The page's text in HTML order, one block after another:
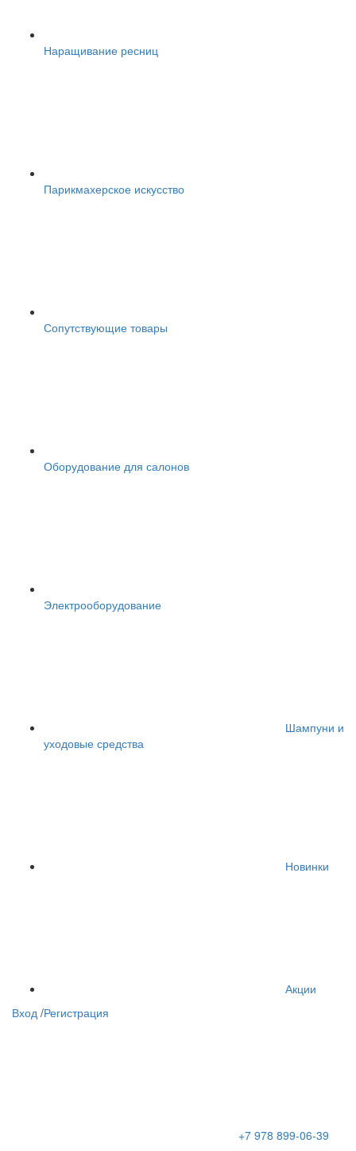
Наращивание ресниц
Парикмахерское искусство
Сопутствующие товары
Оборудование для салонов
Электрооборудование
Шампуни и
уходовые средства
Новинки
Акции
Вход /Регистрация
+7 978 899-06-39